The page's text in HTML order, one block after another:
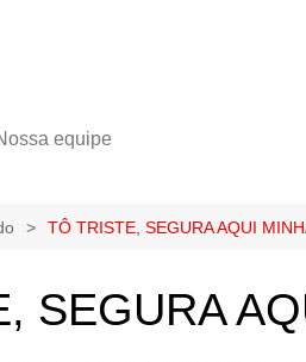
equipe
Gilson LimaTÔ TRISTE, SEGURA AQUI
SEGURA